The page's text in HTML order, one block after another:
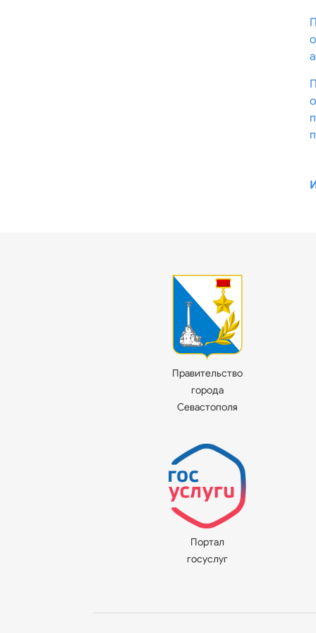
Правительство
города
Севастополя
Портал
госуслуг